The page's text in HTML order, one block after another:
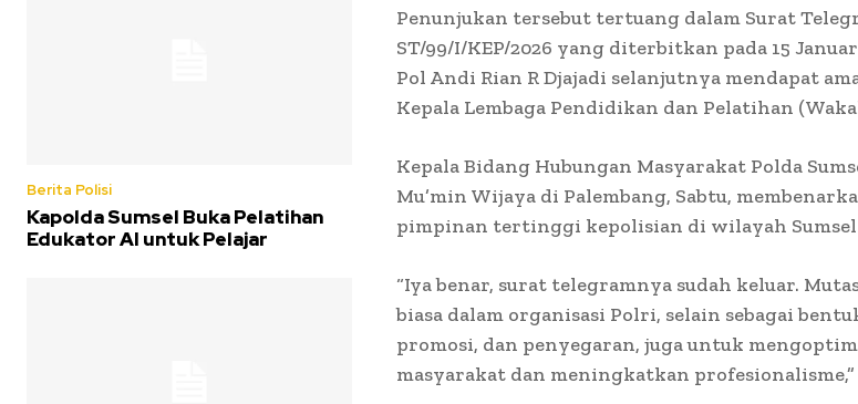
Berita Polisi
Kapolda Sumsel Buka Pelatihan
Edukator AI untuk Pelajar
Penunjukan tersebut tertuang dalam Surat
ST/99/I/KEP/2026 yang diterbitkan pada 15
Pol Andi Rian R Djajadi selanjutnya mendapat
Kepala Lembaga Pendidikan dan Pelatihan
Kepala Bidang Hubungan Masyarakat Polda
Mu’min Wijaya di Palembang, Sabtu,
pimpinan tertinggi kepolisian di wilayah
“Iya benar, surat telegramnya sudah keluar.
biasa dalam organisasi Polri, selain sebagai
promosi, dan penyegaran, juga untuk
masyarakat dan meningkatkan